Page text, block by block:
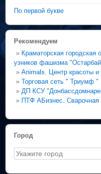
По первой букве
Рекомендуем
» Краматорская городская
узников фашизма
»Animals. Центр красоты
»Торговая сеть " Триумф "
» ДП КСУ
» ПТФ АБизнес. Сварочная
Город